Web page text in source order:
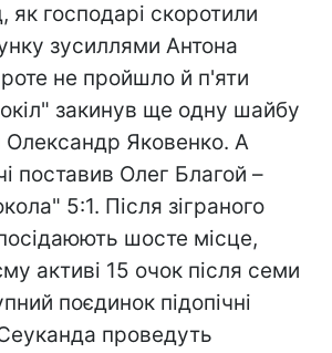
як господарі скоротили
зусиллями Антона
не пройшло й п'яти
закинув ще одну шайбу
Олександр Яковенко. А
поставив Олег Благой –
5:1. Після зіграного
шосте місце,
активі 15 очок після семи
поєдинок підопічні
проведуть